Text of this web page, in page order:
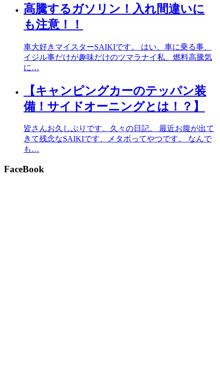
高騰するガソリン！入れ間違いに
も注意！！
車大好きマイスターSAIKIです。 はい、車に乗る事、
イジル事だけが趣味だけのツマラナイ私、燃料高騰気
に…
【キャンピングカーのテッパン装
備！サイドオーニングとは！？】
皆さんお久しぶりです。久々の日記。 最近お腹が出て
きて残念なSAIKIです、メタボってやつです。 なんで
も…
FaceBook